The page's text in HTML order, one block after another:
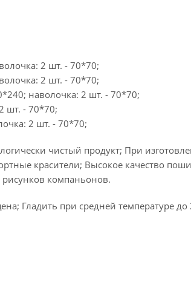
2 шт. - 70*70;
2 шт. - 70*70;
наволочка: 2 шт. - 70*70;
шт. - 70*70;
2 шт. - 70*70;
чистый продукт; При
красители; Высокое качество
компаньонов.
Гладить при средней температуре до